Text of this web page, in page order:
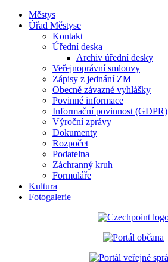
Městys
Úřad Městyse
Kontakt
Úřední deska
Archiv úřední desky
Veřejnoprávní smlouvy
Zápisy z jednání ZM
Obecně závazné vyhlášky
Povinné informace
Informační povinnost (GDPR)
Výroční zprávy
Dokumenty
Rozpočet
Podatelna
Záchranný kruh
Formuláře
Kultura
Fotogalerie